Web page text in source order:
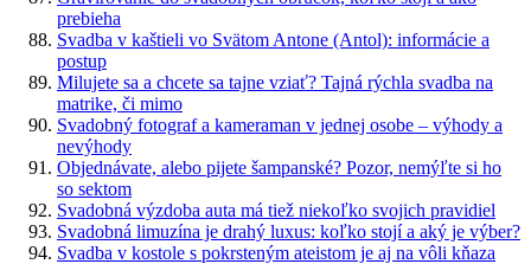
prebieha
Svadba v kaštieli vo Svätom Antone (Antol): informácie a
postup
Milujete sa a chcete sa tajne vziať? Tajná rýchla svadba na
matrike, či mimo
Svadobný fotograf a kameraman v jednej osobe – výhody a
nevýhody
Objednávate, alebo pijete šampanské? Pozor, nemýľte si ho
so sektom
Svadobná výzdoba auta má tiež niekoľko svojich pravidiel
Svadobná limuzína je drahý luxus: koľko stojí a aký je výber?
Svadba v kostole s pokrsteným ateistom je aj na vôli kňaza